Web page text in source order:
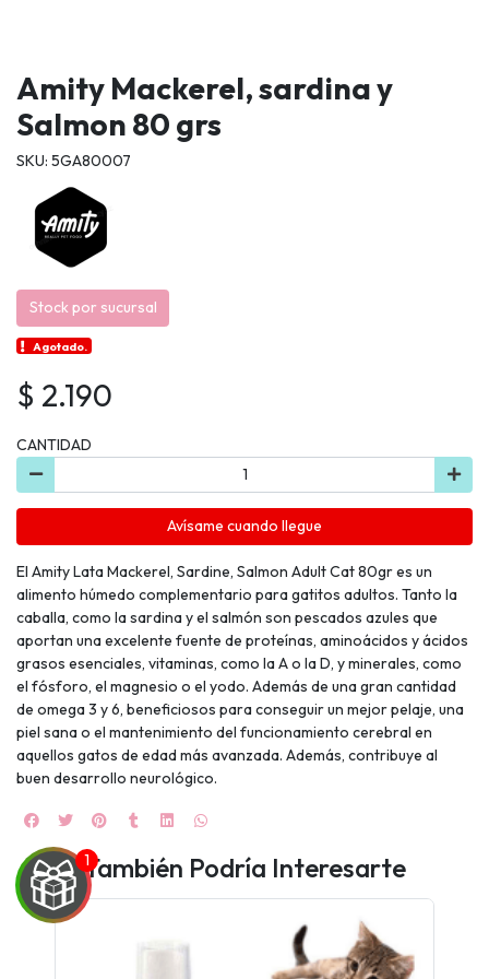
Amity Mackerel, sardina y
Salmon 80 grs
SKU: 5GA80007
Stock por sucursal
Agotado.
$ 2.190
CANTIDAD
Avísame cuando llegue
El Amity Lata Mackerel, Sardine, Salmon Adult Cat 80gr es un
alimento húmedo complementario para gatitos adultos. Tanto la
caballa, como la sardina y el salmón son pescados azules que
aportan una excelente fuente de proteínas, aminoácidos y ácidos
grasos esenciales, vitaminas, como la A o la D, y minerales, como
el fósforo, el magnesio o el yodo. Además de una gran cantidad
de omega 3 y 6, beneficiosos para conseguir un mejor pelaje, una
piel sana o el mantenimiento del funcionamiento cerebral en
aquellos gatos de edad más avanzada. Además, contribuye al
buen desarrollo neurológico.
También Podría Interesarte